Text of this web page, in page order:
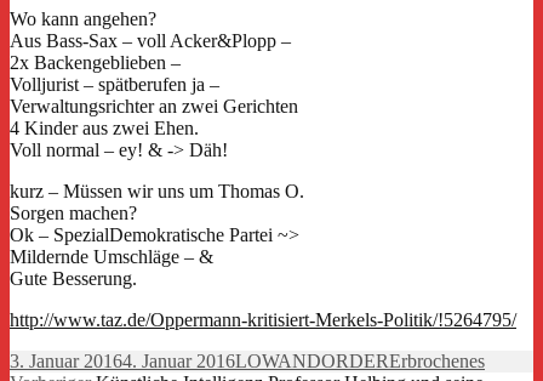
Wo kann angehen?
Aus Bass-Sax – voll Acker&Plopp –
2x Backengeblieben –
Volljurist – spätberufen ja –
Verwaltungsrichter an zwei Gerichten
4 Kinder aus zwei Ehen.
Voll normal – ey! & -> Däh!
kurz – Müssen wir uns um Thomas O.
Sorgen machen?
Ok – SpezialDemokratische Partei ~>
Mildernde Umschläge – &
Gute Besserung.
http://www.taz.de/Oppermann-kritisiert-Merkels-Politik/!5264795/
Veröffentlicht
3. Januar 20164. Januar 2016Autor
LOWANDORDERKategorien
Erbrochenes